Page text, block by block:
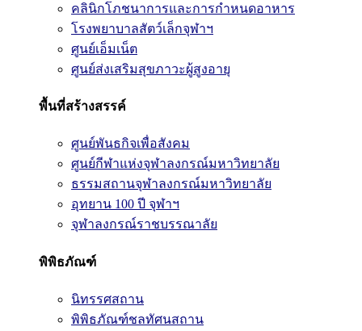
คลินิกโภชนาการและการกำหนดอาหาร
โรงพยาบาลสัตว์เล็กจุฬาฯ
ศูนย์เอ็มเน็ต
ศูนย์ส่งเสริมสุขภาวะผู้สูงอายุ
พื้นที่สร้างสรรค์
ศูนย์พันธกิจเพื่อสังคม
ศูนย์กีฬาแห่งจุฬาลงกรณ์มหาวิทยาลัย
ธรรมสถานจุฬาลงกรณ์มหาวิทยาลัย
อุทยาน 100 ปี จุฬาฯ
จุฬาลงกรณ์ราชบรรณาลัย
พิพิธภัณฑ์
นิทรรศสถาน
พิพิธภัณฑ์ชลทัศนสถาน